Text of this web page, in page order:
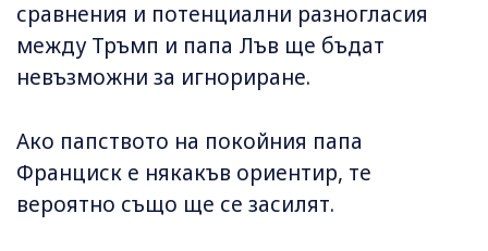
сравнения и потенциални разногласия
между Тръмп и папа Лъв ще бъдат
невъзможни за игнориране.
Ако папството на покойния папа
Франциск е някакъв ориентир, те
вероятно също ще се засилят.